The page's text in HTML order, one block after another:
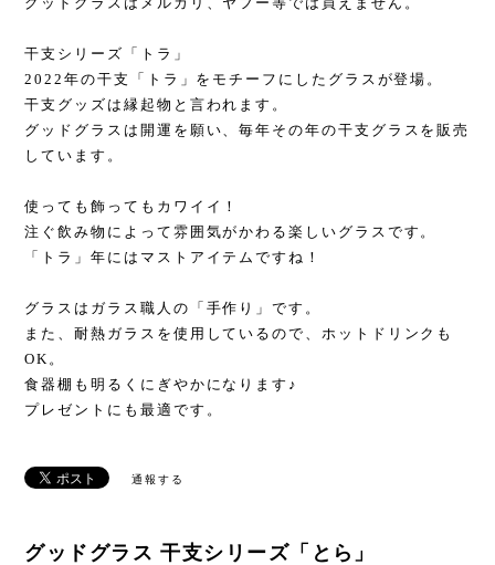
干支シリーズ「トラ」
2022年の干支「トラ」をモチーフにしたグラスが登場。
干支グッズは縁起物と言われます。
グッドグラスは開運を願い、毎年その年の干支グラスを販売
しています。
使っても飾ってもカワイイ！
注ぐ飲み物によって雰囲気がかわる楽しいグラスです。
「トラ」年にはマストアイテムですね！
グラスはガラス職人の「手作り」です。
また、耐熱ガラスを使用しているので、ホットドリンクも
OK。
食器棚も明るくにぎやかになります♪
プレゼントにも最適です。
通報する
グッドグラス 干支シリーズ「とら」